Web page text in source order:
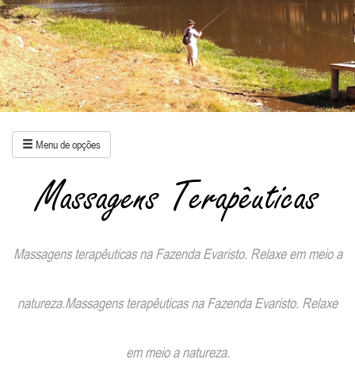
Menu de opções
Massagens Terapêuticas
Massagens terapêuticas na Fazenda Evaristo. Relaxe em meio a
natureza.Massagens terapêuticas na Fazenda Evaristo. Relaxe
em meio a natureza.